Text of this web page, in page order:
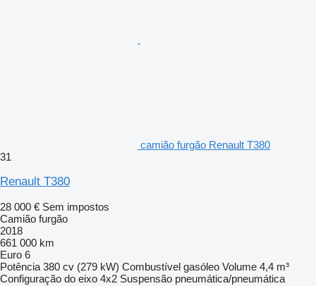
camião furgão Renault T380
31
Renault T380
28 000 € Sem impostos
Camião furgão
2018
661 000 km
Euro 6
Potência 380 cv (279 kW) Combustível gasóleo Volume 4,4 m³
Configuração do eixo 4x2 Suspensão pneumática/pneumática